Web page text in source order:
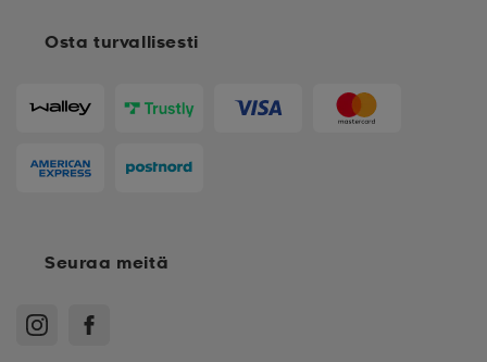
Osta turvallisesti
Seuraa meitä